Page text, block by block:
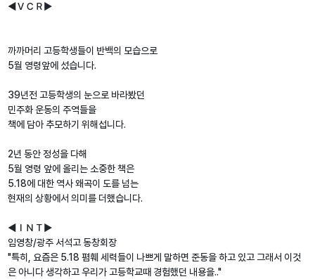
◀ＶＣＲ▶
까까머리 고등학생들이 반백의 모습으로
5월 영령앞에 섰습니다.
39년전 고등학생의 눈으로 바라봤던
민주화 운동의 주역들을
책에 담아 추모하기 위해섭니다.
2년 동안 정성을 다해
5월 영령 앞에 올리는 소중한 책은
5.18에 대한 역사 왜곡이 도를 넘는
현재의 상황에서 의미를 더했습니다.
◀ＩＮＴ▶
임영창/광주 서석고 동창회장
"특히, 요즘은 5.18 폄훼 세력들이 나쁘게 말하면 준동을 하고 있고 그래서 이것
은 아니다 생각하고 우리가 고등학교때 경험했던 내용을.."